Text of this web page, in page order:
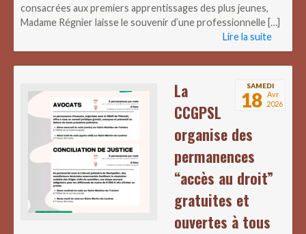
consacrées aux premiers apprentissages des plus jeunes,
Madame Régnier laisse le souvenir d’une professionnelle […]
Lire la suite
SAMEDI
18 Avr
2026
La
CCGPSL
organise des
permanences
“accès au droit”
gratuites et
ouvertes à tous